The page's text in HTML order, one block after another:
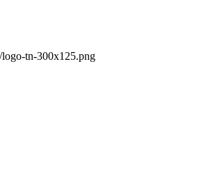
tn-300x125.png